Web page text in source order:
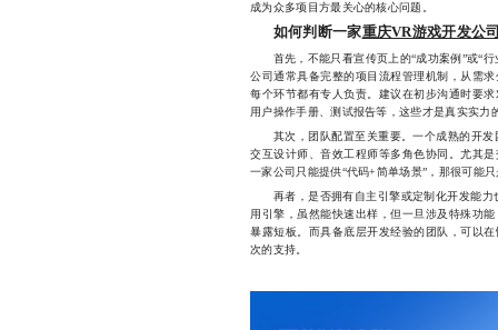
成为众多项目方最关心的核心问题。
如何判断一家重庆VR游戏开发公
首先，不能只看宣传页上的“成功案例”或“行
公司通常具备完整的项目流程管理机制，从需
每个环节都有专人负责。建议在初步沟通时要
用户操作手册、测试报告等，这些才是真实实力
其次，团队配置至关重要。一个成熟的开发
交互设计师、音效工程师等多角色协同。尤其
一家公司只能提供“代码+简单场景”，那很可能
再者，是否拥有自主引擎或定制化开发能力
用引擎，虽然能快速出样，但一旦涉及特殊功
暴露短板。而具备底层开发经验的团队，可以
次的支持。